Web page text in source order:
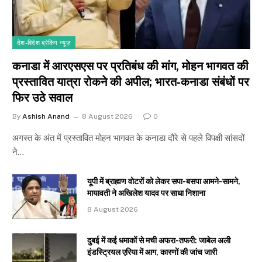
देश-विदेश ब्रेकिंग न्यूज़
कनाडा में आरएसएस पर प्रतिबंध की मांग, मोहन भागवत की
प्रस्तावित यात्रा रोकने की अपील; भारत-कनाडा संबंधों पर
फिर उठे सवाल
By Ashish Anand 8 August 2026 0
अगस्त के अंत में प्रस्तावित मोहन भागवत के कनाडा दौरे से पहले विपक्षी सांसदों
ने…
यूपी में ब्राह्मण वोटरों को लेकर सपा-बसपा आमने-सामने,
मायावती ने अखिलेश यादव पर साधा निशाना
8 August 2026
दुबई में कई धमाकों से मची अफरा-तफरी: जाबेल अली
इंडस्ट्रियल एरिया में आग, कारणों की जांच जारी